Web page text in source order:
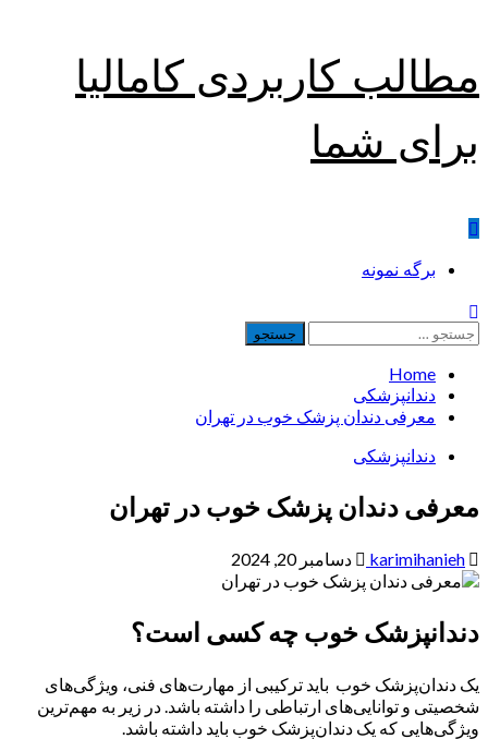
to
content
مطالب کاربردی کامالیا
برای شما
Primaryبرگه نمونه
جستجو
برای:
Home
دندانپزشکی
معرفی دندان پزشک خوب در تهران
دندانپزشکی
معرفی دندان پزشک خوب در تهران
karimihanieh دسامبر 20, 2024
دندانپزشک خوب چه کسی است؟
یک دندان‌پزشک خوب باید ترکیبی از مهارت‌های فنی، ویژگی‌های
شخصیتی و توانایی‌های ارتباطی را داشته باشد. در زیر به مهم‌ترین
ویژگی‌هایی که یک دندان‌پزشک خوب باید داشته باشد.